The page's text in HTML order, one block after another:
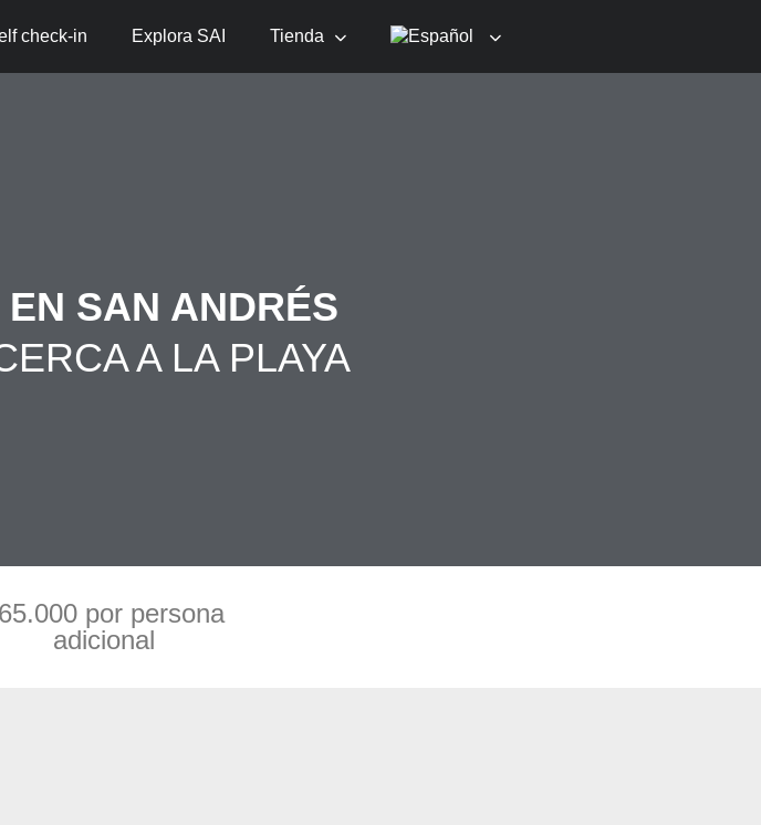
check-in Explora SAI Tienda
SAN ANDRÉS
A LA PLAYA
por persona
adicional